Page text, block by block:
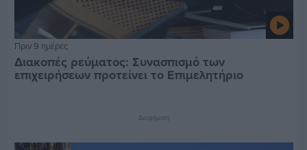
Πριν 9 ημέρες
Διακοπές ρεύματος: Συνασπισμό των
επιχειρήσεων προτείνει το Επιμελητήριο
Διαφήμιση